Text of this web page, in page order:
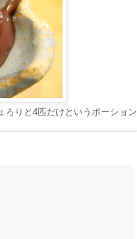
ろりと4匹だけというポーション